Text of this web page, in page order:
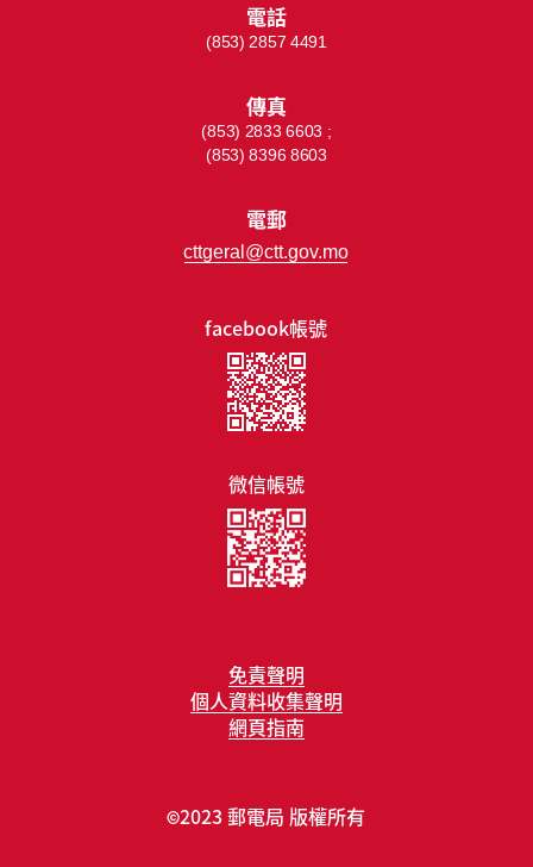
免責聲明
個人資料收集聲明
網頁指南
facebook帳號
微信帳號
電話
(853) 2857 4491
傳真
(853) 2833 6603 ;
(853) 8396 8603
電郵
cttgeral@ctt.gov.mo
©2023 郵電局 版權所有